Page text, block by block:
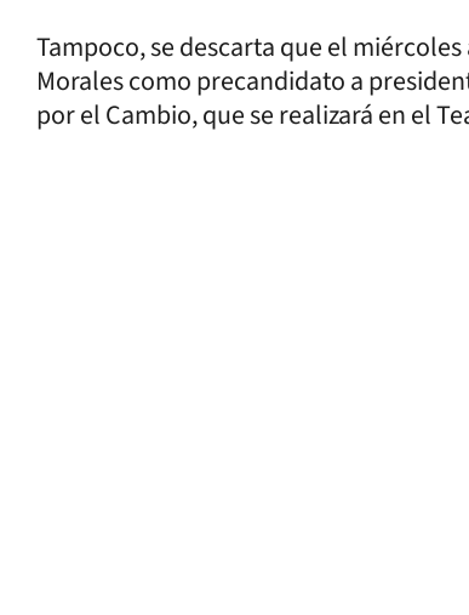
Tampoco, se descarta que el
Morales como precandidato a
por el Cambio, que se realizará en el